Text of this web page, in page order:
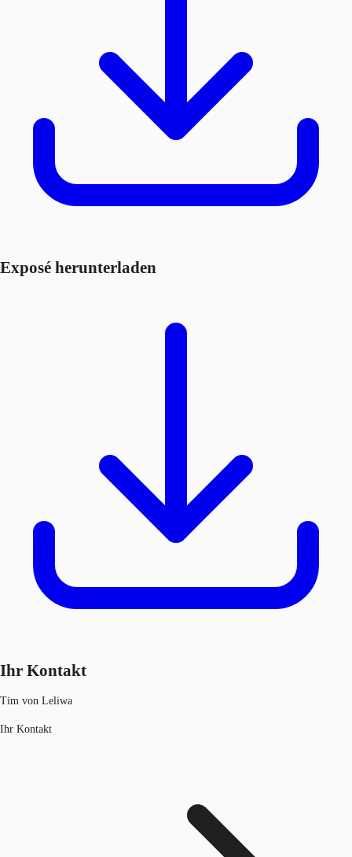
Exposé herunterladen
Ihr Kontakt
Tim von Leliwa
Ihr Kontakt